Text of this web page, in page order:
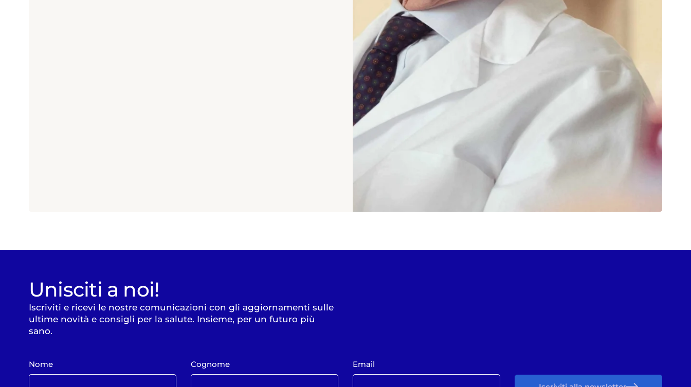
Unisciti a noi!
Iscriviti e ricevi le nostre comunicazioni con gli aggiornamenti sulle
ultime novità e consigli per la salute. Insieme, per un futuro più
sano.
Nome Cognome Email